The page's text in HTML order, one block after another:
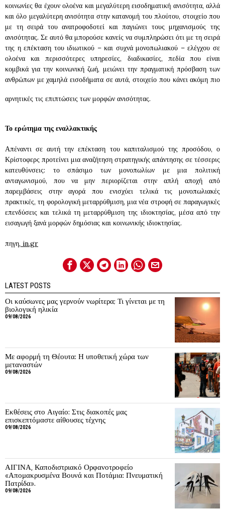
κοινωνίες θα έχουν ολοένα και μεγαλύτερη εισοδηματική ανισότητα, αλλά
και όλο μεγαλύτερη ανισότητα στην κατανομή του πλούτου, στοιχείο που
με τη σειρά του ανατροφοδοτεί και παγιώνει τους μηχανισμούς της
ανισότητας. Σε αυτό θα μπορούσε κανείς να συμπληρώσει ότι με τη σειρά
της η επέκταση του ιδιωτικού – και συχνά μονοπωλιακού – ελέγχου σε
ολοένα και περισσότερες υπηρεσίες, διαδικασίες, πεδία που είναι
κομβικά για την κοινωνική ζωή, μειώνει την πραγματική πρόσβαση των
ανθρώπων με χαμηλά εισοδήματα σε αυτά, στοιχείο που κάνει ακόμη πιο
αρνητικές τις επιπτώσεις των μορφών ανισότητας.
Το ερώτημα της εναλλακτικής
Απέναντι σε αυτή την επέκταση του καπιταλισμού της προσόδου, ο
Κρίστοφερς προτείνει μια αναζήτηση στρατηγικής απάντησης σε τέσσερις
κατευθύνσεις: το σπάσιμο των μονοπωλίων με μια πολιτική
ανταγωνισμού, που να μην περιορίζεται στην απλή αποχή από
παρεμβάσεις στην αγορά που ενισχύει τελικά τις μονοπωλιακές
πρακτικές, τη φορολογική μεταρρύθμιση, μια νέα στροφή σε παραγωγικές
επενδύσεις και τελικά τη μεταρρύθμιση της ιδιοκτησίας, μέσα από την
εισαγωγή ξανά μορφών δημόσιας και κοινωνικής ιδιοκτησίας.
πηγη, in.gr
LATEST POSTS
Οι καύσωνες μας γερνούν νωρίτερα; Τι γίνεται με τη
βιολογική ηλικία
09/08/2026
Με αφορμή τη Θέουτα: Η υποθετική χώρα των
μεταναστών
09/08/2026
Εκθέσεις στο Αιγαίο: Στις διακοπές μας
επισκεπτόμαστε αίθουσες τέχνης
09/08/2026
ΑΙΓΙΝΑ, Καποδιστριακό Ορφανοτροφείο
«Απομακρυσμένα Βουνά και Ποτάμια: Πνευματική
Πατρίδα».
09/08/2026